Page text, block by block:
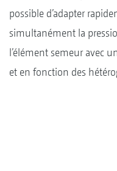
possible d’adapter
simultanément la
l’élément semeur avec
et en fonction des